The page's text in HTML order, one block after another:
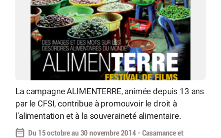
La campagne ALIMENTERRE, animée depuis 13 ans
par le CFSI, contribue à promouvoir le droit à
l’alimentation et à la souveraineté alimentaire.
Du 15 octobre au 30 novembre 2014 - Casamance et